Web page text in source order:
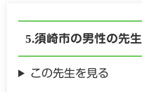
須崎市の男性の先生
この先生を見る